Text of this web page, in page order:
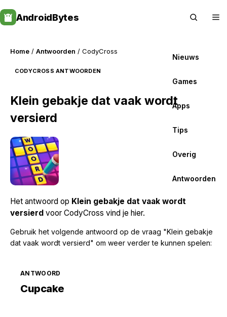
to
content
AndroidBytes
Nieuws
Games
Apps
Tips
Overig
Antwoorden
Home / Antwoorden / CodyCross
CODYCROSS ANTWOORDEN
Klein gebakje dat vaak wordt
versierd
Het antwoord op Klein gebakje dat vaak wordt
versierd voor CodyCross vind je hier.
Gebruik het volgende antwoord op de vraag "Klein gebakje
dat vaak wordt versierd" om weer verder te kunnen spelen:
ANTWOORD
Cupcake